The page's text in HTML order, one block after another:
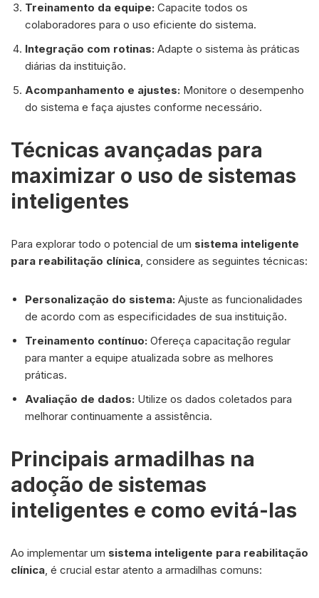
Treinamento da equipe: Capacite todos os
colaboradores para o uso eficiente do sistema.
Integração com rotinas: Adapte o sistema às práticas
diárias da instituição.
Acompanhamento e ajustes: Monitore o desempenho
do sistema e faça ajustes conforme necessário.
Técnicas avançadas para
maximizar o uso de sistemas
inteligentes
Para explorar todo o potencial de um sistema inteligente
para reabilitação clínica, considere as seguintes técnicas:
Personalização do sistema: Ajuste as funcionalidades
de acordo com as especificidades de sua instituição.
Treinamento contínuo: Ofereça capacitação regular
para manter a equipe atualizada sobre as melhores
práticas.
Avaliação de dados: Utilize os dados coletados para
melhorar continuamente a assistência.
Principais armadilhas na
adoção de sistemas
inteligentes e como evitá-las
Ao implementar um sistema inteligente para reabilitação
clínica, é crucial estar atento a armadilhas comuns: